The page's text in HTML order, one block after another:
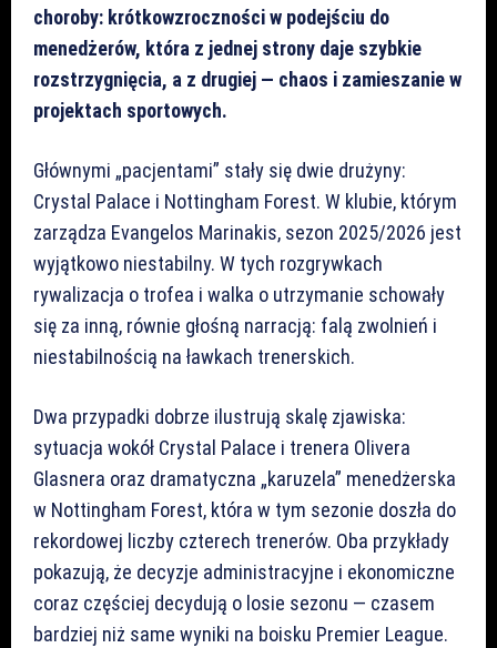
choroby: krótkowzroczności w podejściu do
menedżerów, która z jednej strony daje szybkie
rozstrzygnięcia, a z drugiej — chaos i zamieszanie w
projektach sportowych.
Głównymi „pacjentami” stały się dwie drużyny:
Crystal Palace i Nottingham Forest. W klubie, którym
zarządza Evangelos Marinakis, sezon 2025/2026 jest
wyjątkowo niestabilny. W tych rozgrywkach
rywalizacja o trofea i walka o utrzymanie schowały
się za inną, równie głośną narracją: falą zwolnień i
niestabilnością na ławkach trenerskich.
Dwa przypadki dobrze ilustrują skalę zjawiska:
sytuacja wokół Crystal Palace i trenera Olivera
Glasnera oraz dramatyczna „karuzela” menedżerska
w Nottingham Forest, która w tym sezonie doszła do
rekordowej liczby czterech trenerów. Oba przykłady
pokazują, że decyzje administracyjne i ekonomiczne
coraz częściej decydują o losie sezonu — czasem
bardziej niż same wyniki na boisku Premier League.